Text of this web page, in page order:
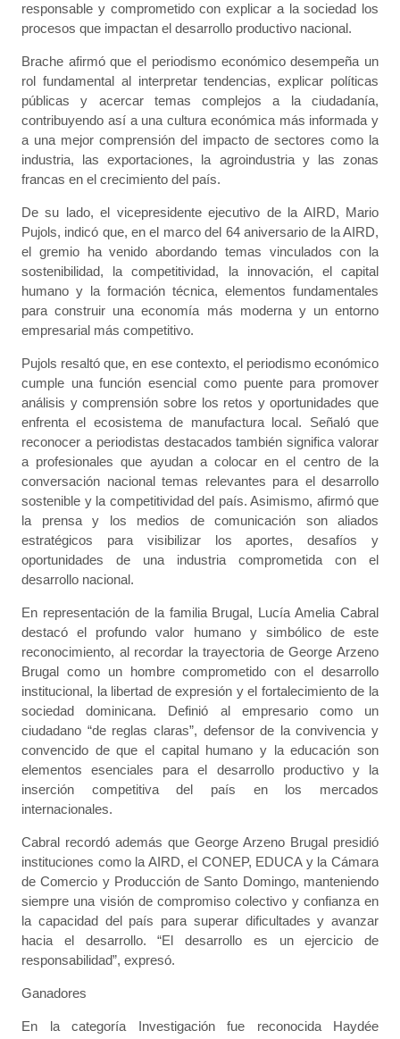
responsable y comprometido con explicar a la sociedad los
procesos que impactan el desarrollo productivo nacional.
Brache afirmó que el periodismo económico desempeña un
rol fundamental al interpretar tendencias, explicar políticas
públicas y acercar temas complejos a la ciudadanía,
contribuyendo así a una cultura económica más informada y
a una mejor comprensión del impacto de sectores como la
industria, las exportaciones, la agroindustria y las zonas
francas en el crecimiento del país.
De su lado, el vicepresidente ejecutivo de la AIRD, Mario
Pujols, indicó que, en el marco del 64 aniversario de la AIRD,
el gremio ha venido abordando temas vinculados con la
sostenibilidad, la competitividad, la innovación, el capital
humano y la formación técnica, elementos fundamentales
para construir una economía más moderna y un entorno
empresarial más competitivo.
Pujols resaltó que, en ese contexto, el periodismo económico
cumple una función esencial como puente para promover
análisis y comprensión sobre los retos y oportunidades que
enfrenta el ecosistema de manufactura local. Señaló que
reconocer a periodistas destacados también significa valorar
a profesionales que ayudan a colocar en el centro de la
conversación nacional temas relevantes para el desarrollo
sostenible y la competitividad del país. Asimismo, afirmó que
la prensa y los medios de comunicación son aliados
estratégicos para visibilizar los aportes, desafíos y
oportunidades de una industria comprometida con el
desarrollo nacional.
En representación de la familia Brugal, Lucía Amelia Cabral
destacó el profundo valor humano y simbólico de este
reconocimiento, al recordar la trayectoria de George Arzeno
Brugal como un hombre comprometido con el desarrollo
institucional, la libertad de expresión y el fortalecimiento de la
sociedad dominicana. Definió al empresario como un
ciudadano “de reglas claras”, defensor de la convivencia y
convencido de que el capital humano y la educación son
elementos esenciales para el desarrollo productivo y la
inserción competitiva del país en los mercados
internacionales.
Cabral recordó además que George Arzeno Brugal presidió
instituciones como la AIRD, el CONEP, EDUCA y la Cámara
de Comercio y Producción de Santo Domingo, manteniendo
siempre una visión de compromiso colectivo y confianza en
la capacidad del país para superar dificultades y avanzar
hacia el desarrollo. “El desarrollo es un ejercicio de
responsabilidad”, expresó.
Ganadores
En la categoría Investigación fue reconocida Haydée